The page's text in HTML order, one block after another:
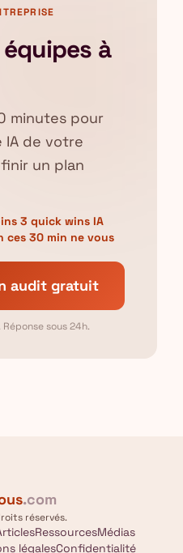
à
minutes pour
IA de votre
un plan
3 quick wins IA
30 min ne vous
audit gratuit
sous 24h.
.com
réservés.
RessourcesMédias
légalesConfidentialité